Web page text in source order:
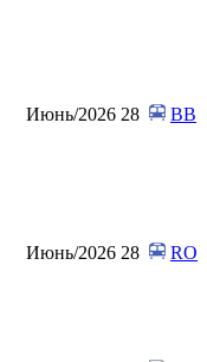
Июнь/2026 28 BB
Июнь/2026 28 RO